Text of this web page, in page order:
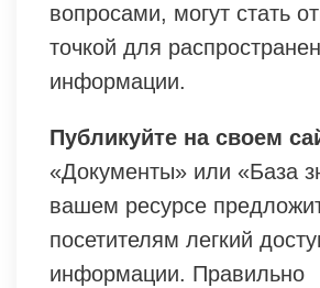
вопросами, могут стать
точкой для
информации.
Публикуйте на своем
«Документы» или «База
вашем ресурсе
посетителям легкий
информации. Правильно